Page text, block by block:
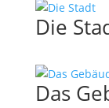
Die
Das